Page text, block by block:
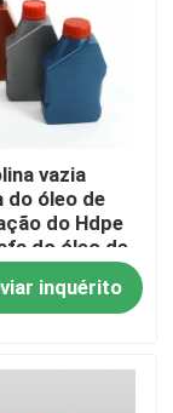
vazia
do óleo de
do Hdpe
do óleo de
1 litro
inquérito